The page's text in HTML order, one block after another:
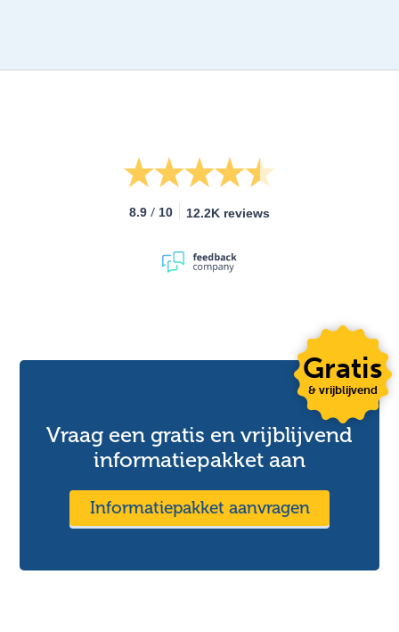
8.9 / 10 12.2K reviews
Vraag een gratis en vrijblijvend
informatiepakket aan
Informatiepakket aanvragen
Gratis
& vrijblijvend